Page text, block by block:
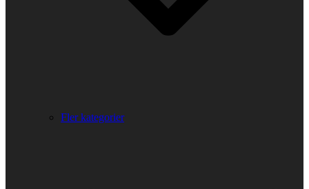
Fler kategorier